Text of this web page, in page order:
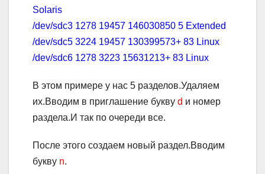
Solaris
/dev/sdc3 1278 19457 146030850 5 Extended
/dev/sdc5 3224 19457 130399573+ 83 Linux
/dev/sdc6 1278 3223 15631213+ 83 Linux
В этом примере у нас 5 разделов.Удаляем
их.Вводим в приглашение букву d и номер
раздела.И так по очереди все.
После этого создаем новый раздел.Вводим
букву n.